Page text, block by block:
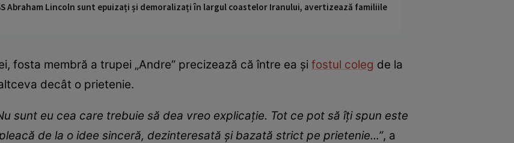
Abraham Lincoln sunt epuizați și demoralizați în largul coastelor Iranului, avertizează familiile
fosta membră a trupei „Andre” precizează că între ea și fostul coleg de la
decât o prietenie.
sunt eu cea care trebuie să dea vreo explicație. Tot ce pot să îți spun este
de la o idee sinceră, dezinteresată și bazată strict pe prietenie...”, a